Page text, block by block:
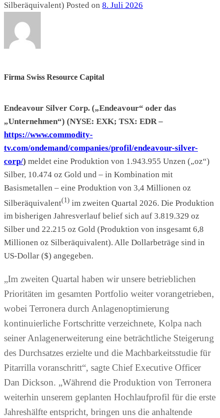
Silberäquivalent) Posted on 8. Juli 2026
Firma Swiss Resource Capital
Endeavour Silver Corp. („Endeavour“ oder das
„Unternehmen“) (NYSE: EXK; TSX: EDR –
https://www.commodity-
tv.com/ondemand/companies/profil/endeavour-silver-
corp/) meldet eine Produktion von 1.943.955 Unzen („oz“)
Silber, 10.474 oz Gold und – in Kombination mit
Basismetallen – eine Produktion von 3,4 Millionen oz
Silberäquivalent(1) im zweiten Quartal 2026. Die Produktion
im bisherigen Jahresverlauf belief sich auf 3.819.329 oz
Silber und 22.215 oz Gold (Produktion von insgesamt 6,8
Millionen oz Silberäquivalent). Alle Dollarbeträge sind in
US-Dollar ($) angegeben.
„Im zweiten Quartal haben wir unsere betrieblichen
Prioritäten im gesamten Portfolio weiter vorangetrieben,
wobei Terronera durch Anlagenoptimierung
kontinuierliche Fortschritte verzeichnete, Kolpa nach
seiner Anlagenerweiterung eine beträchtliche Steigerung
des Durchsatzes erzielte und die Machbarkeitsstudie für
Pitarrilla voranschritt“, sagte Chief Executive Officer
Dan Dickson. „Während die Produktion von Terronera
weiterhin unserem geplanten Hochlaufprofil für die erste
Jahreshälfte entspricht, bringen uns die anhaltende